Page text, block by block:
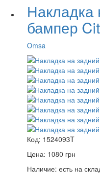
Накладка
бампер
Omsa
Код: 1524093T
Цена: 1080 грн
Наличие: есть на